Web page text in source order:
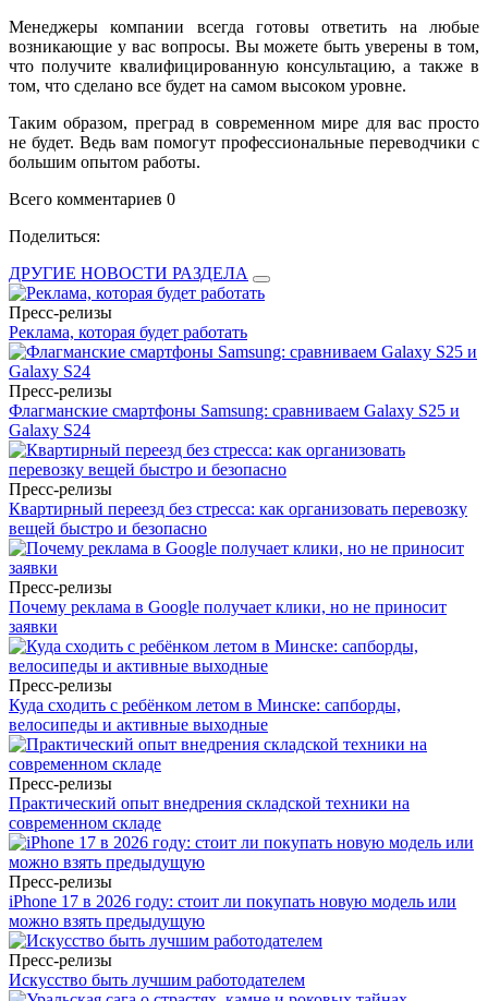
Менеджеры компании всегда готовы ответить на любые
возникающие у вас вопросы. Вы можете быть уверены в том,
что получите квалифицированную консультацию, а также в
том, что сделано все будет на самом высоком уровне.
Таким образом, преград в современном мире для вас просто
не будет. Ведь вам помогут профессиональные переводчики с
большим опытом работы.
Всего комментариев 0
Поделиться:
ДРУГИЕ НОВОСТИ РАЗДЕЛА
Пресс-релизы
Реклама, которая будет работать
Пресс-релизы
Флагманские смартфоны Samsung: сравниваем Galaxy S25 и
Galaxy S24
Пресс-релизы
Квартирный переезд без стресса: как организовать перевозку
вещей быстро и безопасно
Пресс-релизы
Почему реклама в Google получает клики, но не приносит
заявки
Пресс-релизы
Куда сходить с ребёнком летом в Минске: сапборды,
велосипеды и активные выходные
Пресс-релизы
Практический опыт внедрения складской техники на
современном складе
Пресс-релизы
iPhone 17 в 2026 году: стоит ли покупать новую модель или
можно взять предыдущую
Пресс-релизы
Искусство быть лучшим работодателем